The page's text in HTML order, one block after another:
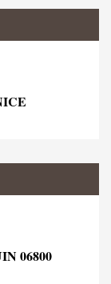
06800